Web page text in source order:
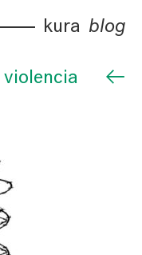
kura blog
←